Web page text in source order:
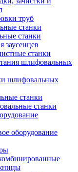
труб
станки
станки
заусенцев
станки
шлифовальных
шлифовальных
станки
станки
оборудование